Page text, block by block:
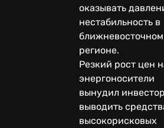
оказывать
нестабильность в
ближневосточном
регионе.
Резкий рост цен
энергоносители
вынудил
выводить
высокорисковых